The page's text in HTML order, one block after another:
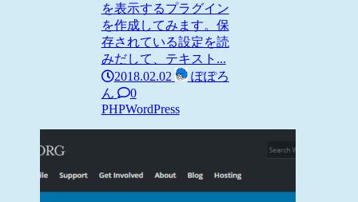
を表示するプラグイン
を作成してみます。保
存されている設定を読
みだして、テキスト...
2018.02.02
ぽぽろ
ん
0
PHPWordPress